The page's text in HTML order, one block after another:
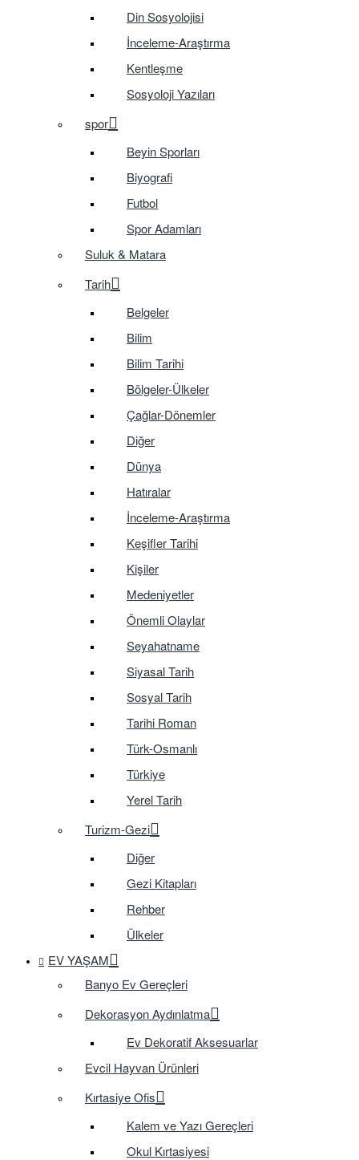
Din Sosyolojisi
İnceleme-Araştırma
Kentleşme
Sosyoloji Yazıları
spor
Beyin Sporları
Biyografi
Futbol
Spor Adamları
Suluk & Matara
Tarih
Belgeler
Bilim
Bilim Tarihi
Bölgeler-Ülkeler
Çağlar-Dönemler
Diğer
Dünya
Hatıralar
İnceleme-Araştırma
Keşifler Tarihi
Kişiler
Medeniyetler
Önemli Olaylar
Seyahatname
Siyasal Tarih
Sosyal Tarih
Tarihi Roman
Türk-Osmanlı
Türkiye
Yerel Tarih
Turizm-Gezi
Diğer
Gezi Kitapları
Rehber
Ülkeler
EV YAŞAM
Banyo Ev Gereçleri
Dekorasyon Aydınlatma
Ev Dekoratif Aksesuarlar
Evcil Hayvan Ürünleri
Kırtasiye Ofis
Kalem ve Yazı Gereçleri
Okul Kırtasiyesi